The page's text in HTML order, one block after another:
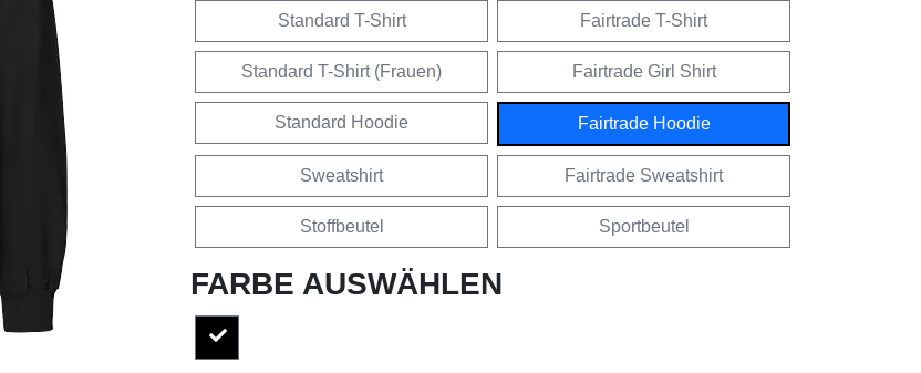
Standard T-Shirt Fairtrade T-Shirt
Standard T-Shirt (Frauen) Fairtrade Girl Shirt
Standard Hoodie Fairtrade Hoodie
Sweatshirt Fairtrade Sweatshirt
Stoffbeutel Sportbeutel
FARBE AUSWÄHLEN